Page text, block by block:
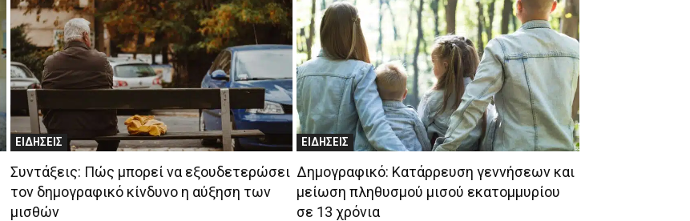
ΕΙΔΗΣΕΙΣ
Συντάξεις: Πώς μπορεί να εξουδετερώσει
τον δημογραφικό κίνδυνο η αύξηση των
μισθών
ΕΙΔΗΣΕΙΣ
Δημογραφικό: Κατάρρευση γεννήσεων και
μείωση πληθυσμού μισού εκατομμυρίου
σε 13 χρόνια